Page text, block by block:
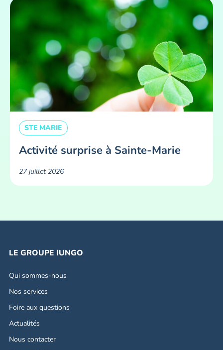
STE MARIE
Activité surprise à Sainte-Marie
27 juillet 2026
LE GROUPE IUNGO
Qui sommes-nous
Nos services
Foire aux questions
Actualités
Nous contacter